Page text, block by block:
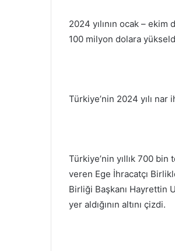
2024 yılının ocak –
100 milyon dolara
Türkiye’nin 2024 yılı nar
Türkiye’nin yıllık 700
veren Ege İhracatçı
Birliği Başkanı Hayrettin
yer aldığının altını çizdi.